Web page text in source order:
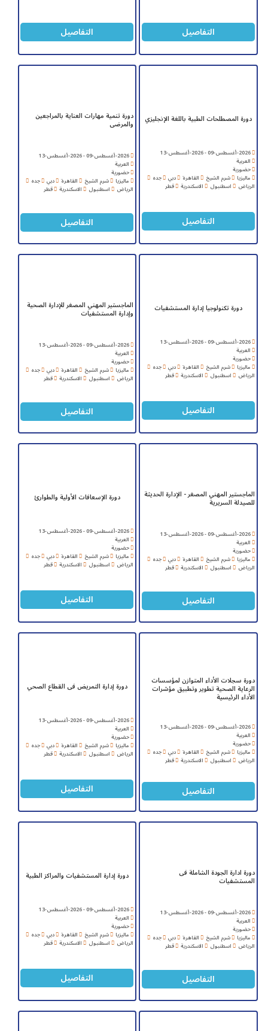
التفاصيل التفاصيل
دورة المصطلحات الطبية باللغة الإنجليزي
2026-أغسطس-09 - 2026-أغسطس-13
العربية
حضورية
ماليزيا شرم الشيخ القاهرة دبي جده
الرياض اسطنبول الاسكندرية قطر
التفاصيل
دورة تنمية مهارات العناية بالمراجعين
والمرضى
2026-أغسطس-09 - 2026-أغسطس-13
العربية
حضورية
ماليزيا شرم الشيخ القاهرة دبي جده
الرياض اسطنبول الاسكندرية قطر
التفاصيل
دورة تكنولوجيا إدارة المستشفيات
2026-أغسطس-09 - 2026-أغسطس-13
العربية
حضورية
ماليزيا شرم الشيخ القاهرة دبي جده
الرياض اسطنبول الاسكندرية قطر
التفاصيل
الماجستير المهني المصغر للإدارة الصحية
وإدارة المستشفيات
2026-أغسطس-09 - 2026-أغسطس-13
العربية
حضورية
ماليزيا شرم الشيخ القاهرة دبي جده
الرياض اسطنبول الاسكندرية قطر
التفاصيل
الماجستير المهني المصغر - الإدارة الحديثة
للصيدلة السريرية
2026-أغسطس-09 - 2026-أغسطس-13
العربية
حضورية
ماليزيا شرم الشيخ القاهرة دبي جده
الرياض اسطنبول الاسكندرية قطر
التفاصيل
دورة الإسعافات الأولية والطوارئ
2026-أغسطس-09 - 2026-أغسطس-13
العربية
حضورية
ماليزيا شرم الشيخ القاهرة دبي جده
الرياض اسطنبول الاسكندرية قطر
التفاصيل
دورة سجلات الأداء المتوازن لمؤسسات
الرعاية الصحية تطوير وتطبيق مؤشرات
الأداء الرئيسية
2026-أغسطس-09 - 2026-أغسطس-13
العربية
حضورية
ماليزيا شرم الشيخ القاهرة دبي جده
الرياض اسطنبول الاسكندرية قطر
التفاصيل
دورة إدارة التمريض فى القطاع الصحي
2026-أغسطس-09 - 2026-أغسطس-13
العربية
حضورية
ماليزيا شرم الشيخ القاهرة دبي جده
الرياض اسطنبول الاسكندرية قطر
التفاصيل
دورة ادارة الجودة الشاملة فى
المستشفيات
2026-أغسطس-09 - 2026-أغسطس-13
العربية
حضورية
ماليزيا شرم الشيخ القاهرة دبي جده
الرياض اسطنبول الاسكندرية قطر
التفاصيل
دورة إدارة المستشفيات والمراكز الطبية
2026-أغسطس-09 - 2026-أغسطس-13
العربية
حضورية
ماليزيا شرم الشيخ القاهرة دبي جده
الرياض اسطنبول الاسكندرية قطر
التفاصيل